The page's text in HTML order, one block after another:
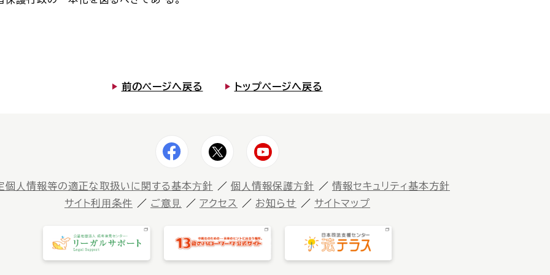
前のページへ戻る トップページへ戻る
個⼈情報等の適正な取扱いに関する基本⽅針 個⼈情報保護⽅針
情報セキュリティ基本方針
サイト利⽤条件
ご意⾒ アクセス お知らせ サイトマップ